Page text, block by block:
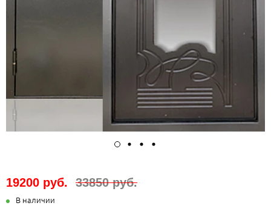
19200 руб. 33850 руб.
В наличии